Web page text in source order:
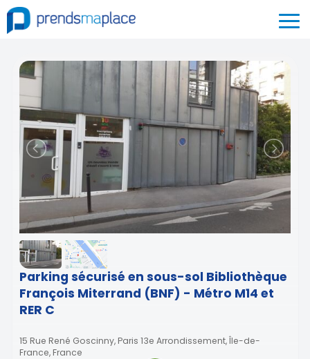
Parking sécurisé en sous-sol Bibliothèque
François Miterrand (BNF) - Métro M14 et
RER C
15 Rue René Goscinny, Paris 13e Arrondissement, Île-de-
France, France